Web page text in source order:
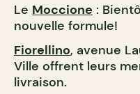
Le Moccione :
nouvelle formule!
Fiorellino, avenue
Ville offrent leurs
livraison.